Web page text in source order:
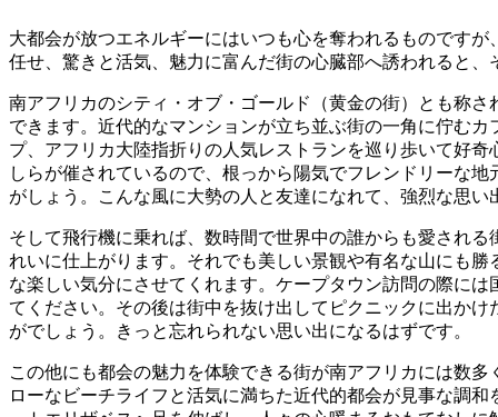
大都会が放つエネルギーにはいつも心を奪われるものです
任せ、驚きと活気、魅力に富んだ街の心臓部へ誘われると
南アフリカのシティ・オブ・ゴールド（黄金の街）とも称
できます。近代的なマンションが立ち並ぶ街の一角に佇む
プ、アフリカ大陸指折りの人気レストランを巡り歩いて好
しらが催されているので、根っから陽気でフレンドリーな
がしょう。こんな風に大勢の人と友達になれて、強烈な思
そして飛行機に乗れば、数時間で世界中の誰からも愛され
れいに仕上がります。それでも美しい景観や有名な山にも
な楽しい気分にさせてくれます。ケープタウン訪問の際に
てください。その後は街中を抜け出してピクニックに出か
がでしょう。きっと忘れられない思い出になるはずです。
この他にも都会の魅力を体験できる街が南アフリカには数
ローなビーチライフと活気に満ちた近代的都会が見事な調